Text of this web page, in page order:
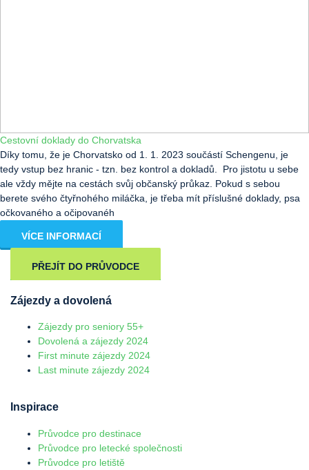
Cestovní doklady do Chorvatska
Díky tomu, že je Chorvatsko od 1. 1. 2023 součástí Schengenu, je
tedy vstup bez hranic - tzn. bez kontrol a dokladů. Pro jistotu u sebe
ale vždy mějte na cestách svůj občanský průkaz. Pokud s sebou
berete svého čtyřnohého miláčka, je třeba mít příslušné doklady, psa
očkovaného a očipovanéh
VÍCE INFORMACÍ
PŘEJÍT DO PRŮVODCE
Zájezdy a dovolená
Zájezdy pro seniory 55+
Dovolená a zájezdy 2024
First minute zájezdy 2024
Last minute zájezdy 2024
Inspirace
Průvodce pro destinace
Průvodce pro letecké společnosti
Průvodce pro letiště